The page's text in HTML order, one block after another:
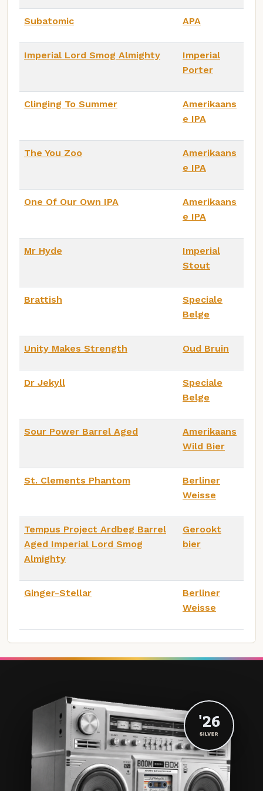
Subatomic APA
Imperial Lord Smog Almighty
Imperial
Porter
Clinging To Summer
Amerikaans
e IPA
The You Zoo
Amerikaans
e IPA
One Of Our Own IPA
Amerikaans
e IPA
Mr Hyde
Imperial
Stout
Brattish
Speciale
Belge
Unity Makes Strength Oud Bruin
Dr Jekyll
Speciale
Belge
Sour Power Barrel Aged
Amerikaans
Wild Bier
St. Clements Phantom
Berliner
Weisse
Tempus Project Ardbeg Barrel
Aged Imperial Lord Smog
Almighty
Gerookt
bier
Ginger-Stellar
Berliner
Weisse
'26
SILVER